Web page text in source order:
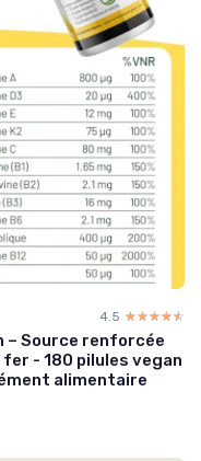
4.5 ☆☆☆☆☆
★★★★★
– Source renforcée
- 180 pilules vegan
alimentaire